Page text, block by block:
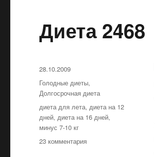
Диета 2468
Опубликовано
28.10.2009
Рубрики
Голодные диеты,
Долгосрочная диета
Метки
диета для лета,диета на 12
дней,диета на 16 дней,
минус 7-10 кг
23 комментария